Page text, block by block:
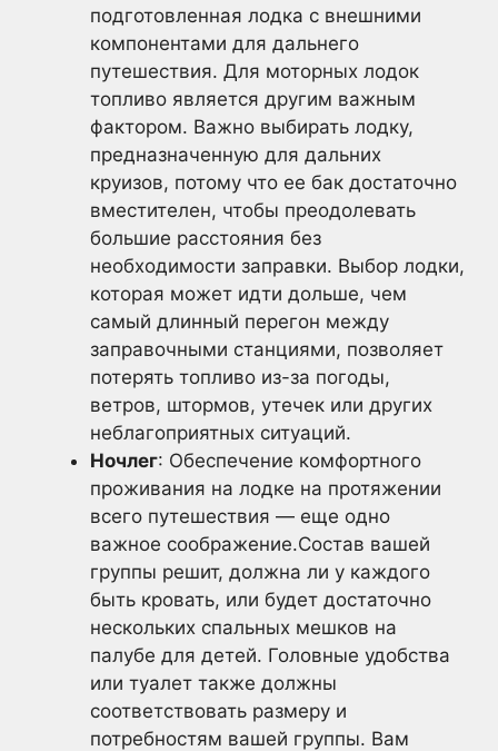
подготовленная лодка с внешними
компонентами для дальнего
путешествия. Для моторных лодок
топливо является другим важным
фактором. Важно выбирать лодку,
предназначенную для дальних
круизов, потому что ее бак достаточно
вместителен, чтобы преодолевать
большие расстояния без
необходимости заправки. Выбор лодки,
которая может идти дольше, чем
самый длинный перегон между
заправочными станциями, позволяет
потерять топливо из-за погоды,
ветров, штормов, утечек или других
неблагоприятных ситуаций.
Ночлег: Обеспечение комфортного
проживания на лодке на протяжении
всего путешествия — еще одно
важное соображение.Состав вашей
группы решит, должна ли у каждого
быть кровать, или будет достаточно
нескольких спальных мешков на
палубе для детей. Головные удобства
или туалет также должны
соответствовать размеру и
потребностям вашей группы. Вам